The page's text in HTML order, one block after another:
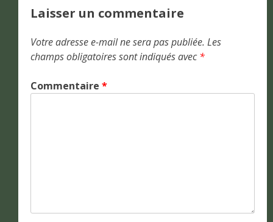
Laisser un commentaire
Votre adresse e-mail ne sera pas publiée. Les
champs obligatoires sont indiqués avec*
Commentaire *